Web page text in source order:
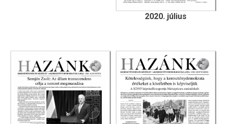
2020. július